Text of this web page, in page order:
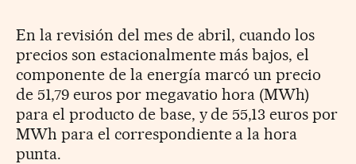
En la revisión del mes de abril, cuando los
precios son estacionalmente más bajos, el
componente de la energía marcó un precio
de 51,79 euros por megavatio hora (MWh)
para el producto de base, y de 55,13 euros por
MWh para el correspondiente a la hora
punta.